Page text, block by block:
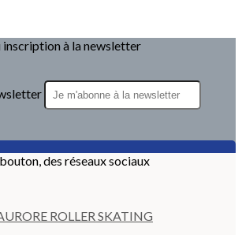
à la newsletter
des réseaux sociaux